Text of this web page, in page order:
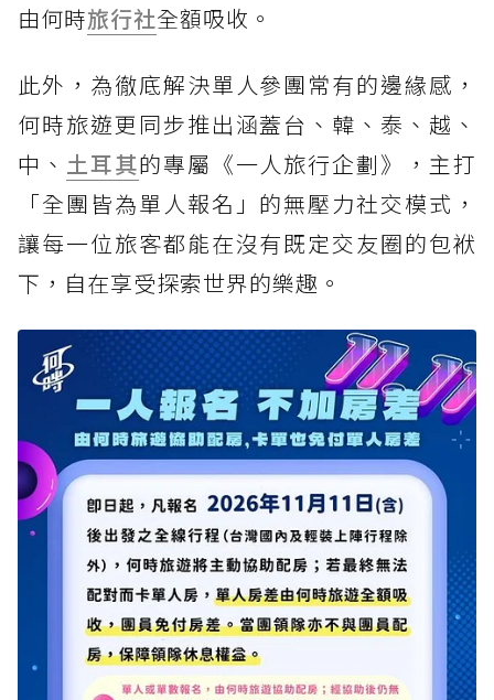
由何時旅行社全額吸收。
此外，為徹底解決單人參團常有的邊緣感，
何時旅遊更同步推出涵蓋台、韓、泰、越、
中、 土耳其的專屬《一人旅行企劃》，主打
「全團皆為單人報名」的無壓力社交模式，
讓每一位旅客都能在沒有既定交友圈的包袱
下，自在享受探索世界的樂趣。